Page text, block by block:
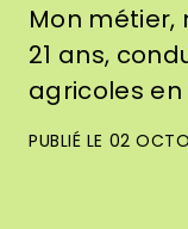
Mon métier,
21 ans,
agricoles en
PUBLIÉ LE 02